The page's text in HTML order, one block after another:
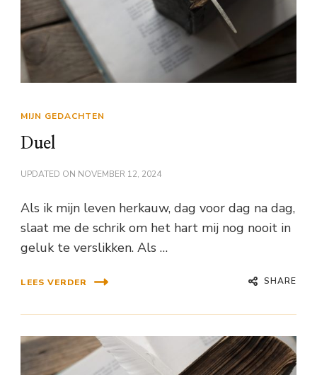
MIJN GEDACHTEN
Duel
UPDATED ON NOVEMBER 12, 2024
Als ik mijn leven herkauw, dag voor dag na dag,
slaat me de schrik om het hart mij nog nooit in
geluk te verslikken. Als …
LEES VERDER SHARE